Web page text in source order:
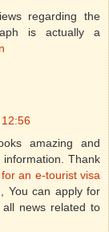
regarding the
is actually a
amazing and
Thank
an e-tourist visa
You can apply for
news related to